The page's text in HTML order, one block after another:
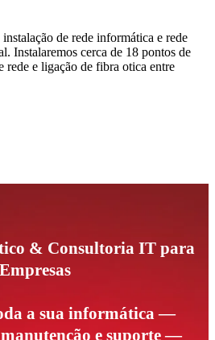
de rede informática e rede
Instalaremos cerca de 18 pontos de
rede e ligação de fibra otica entre
& Consultoria IT para
Empresas
a sua informática —
e suporte —